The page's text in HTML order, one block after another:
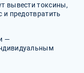
вывести токсины,
и предотвратить
—